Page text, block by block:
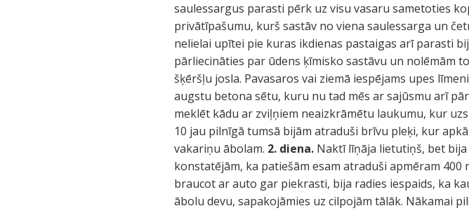
saulessargus parasti pērk uz visu vasaru sametoties
privātīpašumu, kurš sastāv no viena saulessarga un
nelielai upītei pie kuras ikdienas pastaigas arī parasti
pārliecināties par ūdens ķīmisko sastāvu un nolēmām
šķēršļu josla. Pavasaros vai ziemā iespējams upes
augstu betona sētu, kuru nu tad mēs ar sajūsmu arī
meklēt kādu ar zviļņiem neaizkrāmētu laukumu, kur
10 jau pilnīgā tumsā bijām atraduši brīvu pleķi, kur
vakariņu ābolam. 2. diena. Naktī līņāja lietutiņš, bet
konstatējām, ka patiešām esam atraduši apmēram
braucot ar auto gar piekrasti, bija radies iespaids, ka
ābolu devu, sapakojāmies uz cilpojām tālāk. Nākamai